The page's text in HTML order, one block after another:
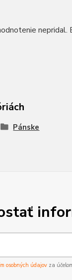
nepridal.
Pánske
osobných údajov za